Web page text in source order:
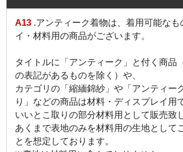
A13 .アンティーク着物は、着用可能なも
イ・材料用の商品がございます。
タイトルに「アンティーク」と付く商品
の表記があるものを除く）や、
カテゴリの「縮緬錦紗」や「アンティー
り」などの商品は材料・ディスプレイ用
いいとこ取りの部分材料用として販売致
あくまで表地のみを材料用の生地として
とを想定しております。